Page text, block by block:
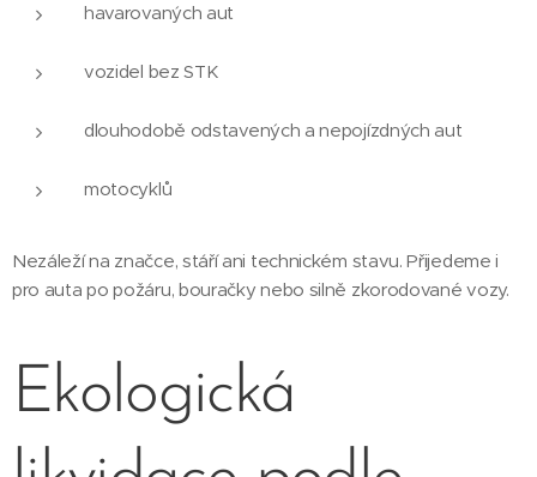
havarovaných aut
vozidel bez STK
dlouhodobě odstavených a nepojízdných aut
motocyklů
Nezáleží na značce, stáří ani technickém stavu. Přijedeme i
pro auta po požáru, bouračky nebo silně zkorodované vozy.
Ekologická